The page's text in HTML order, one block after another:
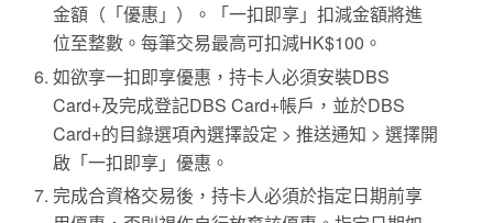
金額（「優惠」）。「一扣即享」扣減金額將進
位至整數。每筆交易最高可扣減HK$100。
如欲享一扣即享優惠，持卡人必須安裝DBS
Card+及完成登記DBS Card+帳戶，並於DBS
Card+的目錄選項內選擇設定 > 推送通知 > 選擇開
啟「一扣即享」優惠。
完成合資格交易後，持卡人必須於指定日期前享